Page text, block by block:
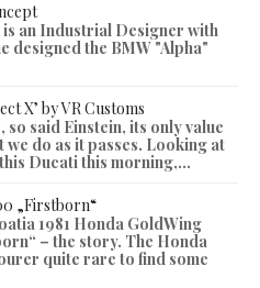
an Industrial Designer with
designed the BMW "Alpha"
X’ by VR Customs
so said Einstein, its only value
we do as it passes. Looking at
Ducati this morning,...
„Firstborn“
1981 Honda GoldWing
– the story. The Honda
quite rare to find some